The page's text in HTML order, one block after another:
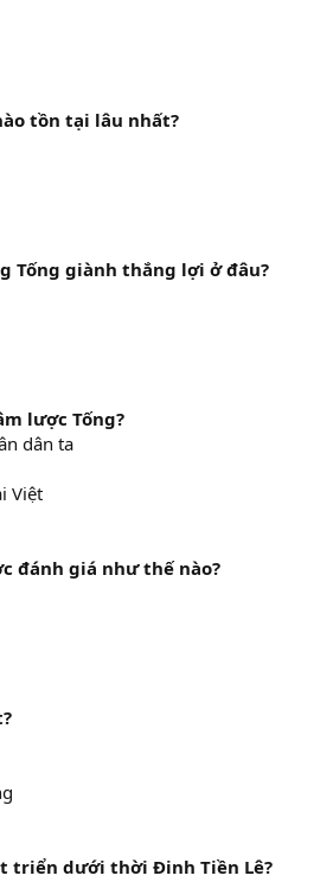
tồn tại lâu nhất?
Tống giành thắng lợi ở đâu?
lược Tống?
dân ta
Việt
đánh giá như thế nào?
triển dưới thời Đinh Tiền Lê?